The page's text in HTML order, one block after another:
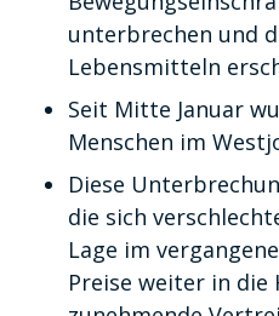
unterbrechen und
Lebensmitteln
Seit Mitte Januar
Menschen im
Diese
die sich
Lage im
Preise weiter in die